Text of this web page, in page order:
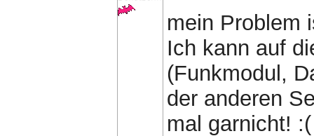
mein Problem
Ich kann auf
(Funkmodul,
der anderen
mal garnicht! :(